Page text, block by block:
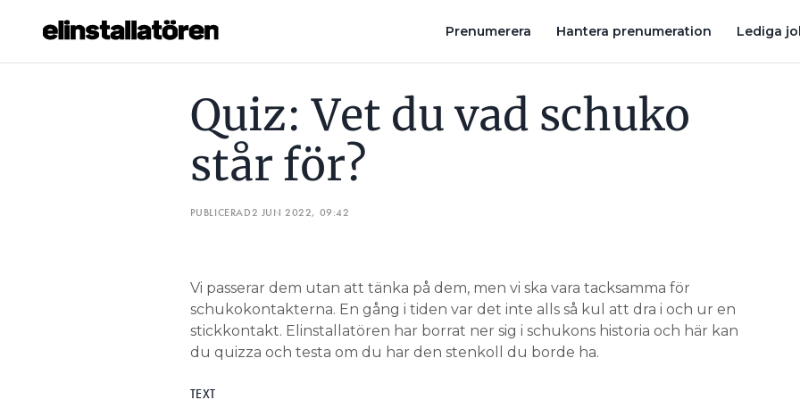
Prenumerera Hantera prenumeration Lediga
Hantera prenumeration
Läs E-tidningen
Quiz: Vet du vad schuko
står för?
PUBLICERAD2 JUN 2022, 09:42
Vi passerar dem utan att tänka på dem, men vi ska vara tacksamma för
schukokontakterna. En gång i tiden var det inte alls så kul att dra i och ur en
stickkontakt. Elinstallatören har borrat ner sig i schukons historia och här kan
du quizza och testa om du har den stenkoll du borde ha.
TEXT
QUIZ: VET DU VAD SCHUKO STÅR FÖR? QUIZ: VILKEN EL FÅR EN PRIVATPERSON GÖRA SJÄLV. HAR DU KOLL? VAD